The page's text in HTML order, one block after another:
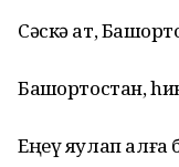
Сәскә ат,
Башҡортостан,
Еңеү яулап алға